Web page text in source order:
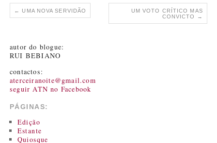
← UMA NOVA SERVIDÃO
UM VOTO CRÍTICO MAS
CONVICTO
→
autor do blogue:
RUI BEBIANO
contactos:
aterceiranoite@gmail.com
seguir ATN no Facebook
PÁGINAS:
Edição
Estante
Quiosque